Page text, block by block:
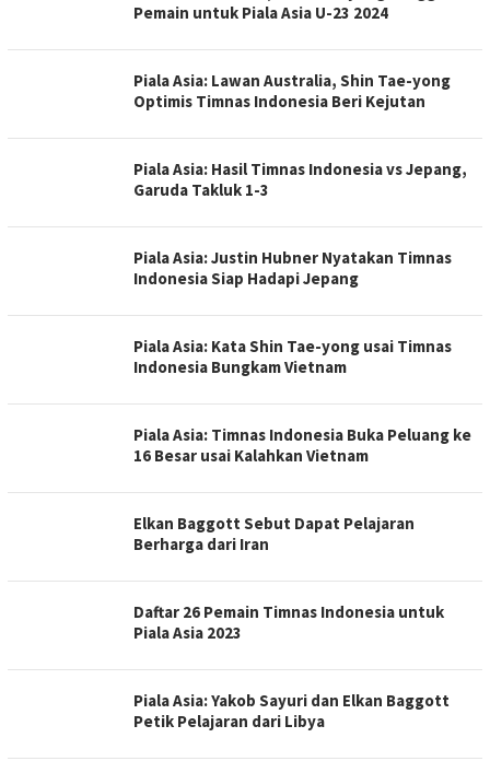
Pemain untuk Piala Asia U-23 2024
Piala Asia: Lawan Australia, Shin Tae-yong
Optimis Timnas Indonesia Beri Kejutan
Piala Asia: Hasil Timnas Indonesia vs Jepang,
Garuda Takluk 1-3
Piala Asia: Justin Hubner Nyatakan Timnas
Indonesia Siap Hadapi Jepang
Piala Asia: Kata Shin Tae-yong usai Timnas
Indonesia Bungkam Vietnam
Piala Asia: Timnas Indonesia Buka Peluang ke
16 Besar usai Kalahkan Vietnam
Elkan Baggott Sebut Dapat Pelajaran
Berharga dari Iran
Daftar 26 Pemain Timnas Indonesia untuk
Piala Asia 2023
Piala Asia: Yakob Sayuri dan Elkan Baggott
Petik Pelajaran dari Libya